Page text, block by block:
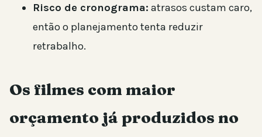
Risco de cronograma: atrasos custam caro,
então o planejamento tenta reduzir
retrabalho.
Os filmes com maior
orçamento já produzidos no